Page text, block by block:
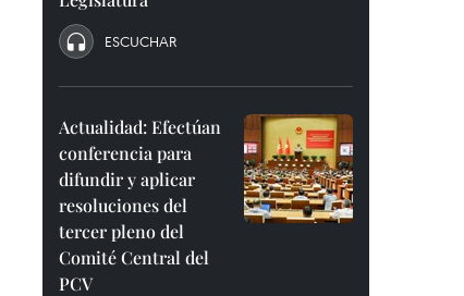
ESCUCHAR
Actualidad: Efectúan
conferencia para
difundir y aplicar
resoluciones del
tercer pleno del
Comité Central del
PCV